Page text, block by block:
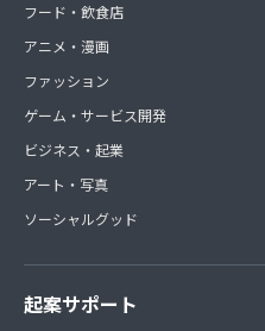
フード・飲食店
アニメ・漫画
ファッション
ゲーム・サービス開発
ビジネス・起業
アート・写真
ソーシャルグッド
起案サポート